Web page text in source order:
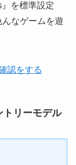
を標準設定
なゲームを遊
認をする
トリーモデル